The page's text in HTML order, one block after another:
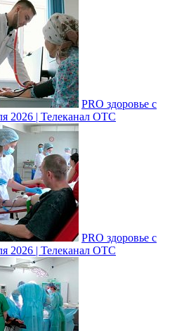
PRO здоровье с
2026 | Телеканал ОТС
PRO здоровье с
2026 | Телеканал ОТС